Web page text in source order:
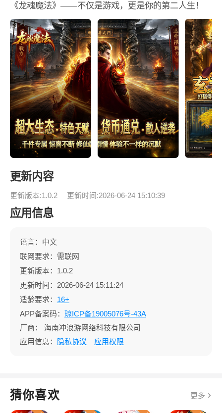
《龙魂魔法》——不仅是游戏，更是你的第二人生！
更新内容
更新版本:1.0.2 更新时间:2026-06-24 15:10:39
应用信息
语言：中文
联网要求：需联网
更新版本：1.0.2
更新时间：2026-06-24 15:11:24
适龄要求： 16+
APP备案码： 琼ICP备19005076号-43A
厂商：
海南冲浪游网络科技有限公司
应用信息：
隐私协议 应用权限
猜你喜欢 更多